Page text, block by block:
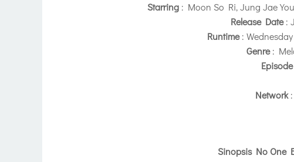
Starring : Moon So Ri, Jung Jae
Release Date:
Runtime:
Genre:
Episode
Network
Sinopsis No One